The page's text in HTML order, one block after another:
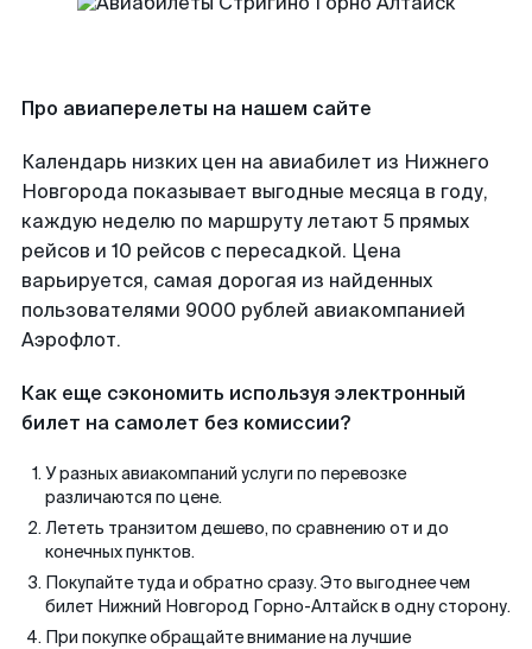
Про авиаперелеты на нашем сайте
Календарь низких цен на авиабилет из Нижнего
Новгорода показывает выгодные месяца в году,
каждую неделю по маршруту летают 5 прямых
рейсов и 10 рейсов с пересадкой. Цена
варьируется, самая дорогая из найденных
пользователями 9000 рублей авиакомпанией
Аэрофлот.
Как еще сэкономить используя электронный
билет на самолет без комиссии?
У разных авиакомпаний услуги по перевозке
различаются по цене.
Лететь транзитом дешево, по сравнению от и до
конечных пунктов.
Покупайте туда и обратно сразу. Это выгоднее чем
билет Нижний Новгород Горно-Алтайск в одну сторону.
При покупке обращайте внимание на лучшие